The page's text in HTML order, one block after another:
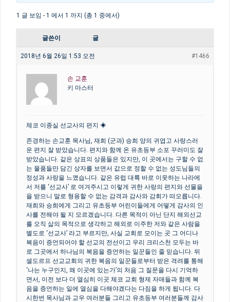
1 글 보임 - 1 에서 1 까지 (총 1 중에서)
글쓴이 글
2018년 6월 26일 1:53 오전 #1466
손 교훈
키 마스터
체코 이종실 선교사의 편지 ◈
존경하는 손교훈 목사님, 재희 (군과) 승희 양의 귀엽고 사랑스러
운 편지 잘 받았습니다. 편지와 함께 온 유초등부 소포 꾸러미도 잘
받았습니다. 같은 상표의 상품들은 있지만, 이 곳에서는 구할 수 없
는 물품들만 담긴 상자를 보면서 값으로 정할 수 없는 성도님들의
정성과 사랑을 느꼈습니다. 같은 유럽 대륙 바로 이웃하는 나라에
서 저를 ‘선교사’ 로 여겨주시고 이렇게 귀한 사랑의 편지와 선물을
을 받으니 말로 형용할 수 없는 감격과 감사와 감회가 떠오릅니다.
재희와 승희에게 그리고 유초등부 어린이들에게 어떻게 감사의 인
사를 전해야 될 지 모르겠습니다. 다른 목적이 아닌 단지 해외선교
를 오직 삶의 목적으로 생각하고 해외로 이주한 저와 같은 사람을
별도로 ‘선교사’ 라고 부르지만, 사실 교회로 모이는 곳 그 어디나
복음이 증언되어야 할 선교의 전선이고 우리 크리스천 모두는 바
로 그곳에서 하나님의 복음을 증언하는 일꾼들인 줄 믿습니다. 뒤
셀도르프 선교교회의 귀한 복음의 일꾼들로부터 받은 격려를 통해
‘나는 누구인지, 왜 이곳에 있는가’의 처음 그 질문을 다시 기억하
면서, 이전 보다 더 열심히 이곳 체코 교회 형제 자매들과 함께 복
음을 증언하는 일에 열심을 다해야겠다는 다짐을 하게 됩니다. 다
시한번 목사님과 교우 여러분들 그리고 유초등부 여러분들께 감사